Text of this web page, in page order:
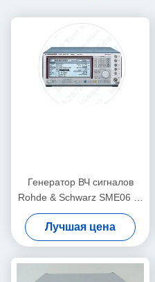
Генератор ВЧ сигналов
Rohde & Schwarz SME06 от
5 кГц до 6 ГГц в
настольном исполнении с
цифровой модуляцией
Лучшая цена